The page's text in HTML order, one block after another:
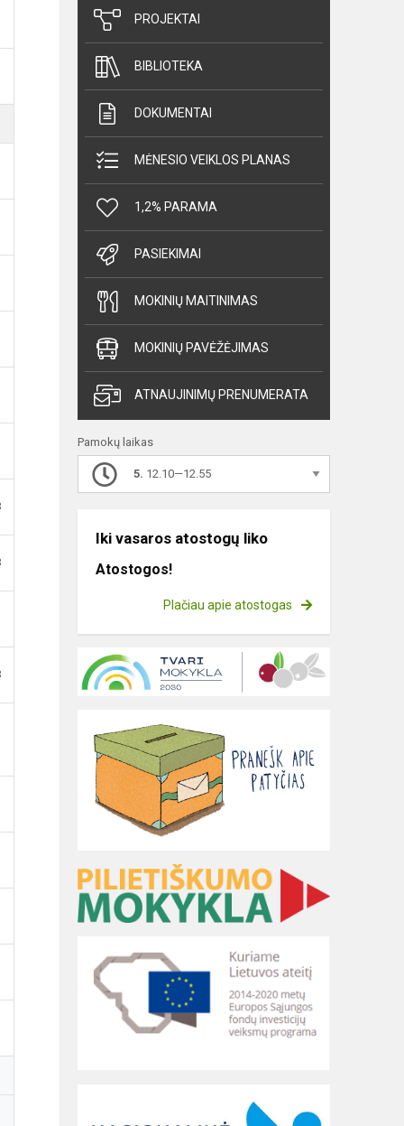
PROJEKTAI
BIBLIOTEKA
DOKUMENTAI
MĖNESIO VEIKLOS PLANAS
1,2% PARAMA
PASIEKIMAI
MOKINIŲ MAITINIMAS
MOKINIŲ PAVĖŽĖJIMAS
ATNAUJINIMŲ PRENUMERATA
Pamokų laikas
5. 12.10—12.55
Iki vasaros atostogų liko
Atostogos!
Plačiau apie atostogas